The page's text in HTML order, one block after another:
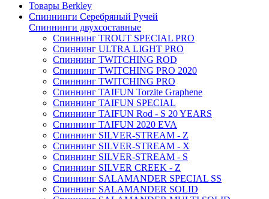
Товары Berkley
Спиннинги Серебряный Ручей
Спиннинги двухсоставные
Спиннинг TROUT SPECIAL PRO
Спиннинг ULTRA LIGHT PRO
Спиннинг TWITCHING ROD
Спиннинг TWITCHING PRO 2020
Спиннинг TWITCHING PRO
Спиннинг TAIFUN Torzite Graphene
Спиннинг TAIFUN SPECIAL
Спиннинг TAIFUN Rod - S 20 YEARS
Спиннинг TAIFUN 2020 EVA
Спиннинг SILVER-STREAM - Z
Спиннинг SILVER-STREAM - X
Спиннинг SILVER-STREAM - S
Спиннинг SILVER CREEK - Z
Спиннинг SALAMANDER SPECIAL SS
Спиннинг SALAMANDER SOLID